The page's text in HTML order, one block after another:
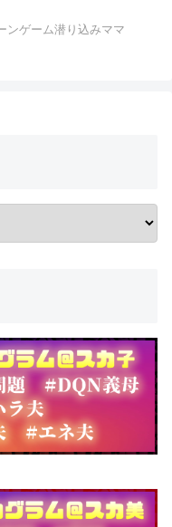
ンゲーム潜り込みママ